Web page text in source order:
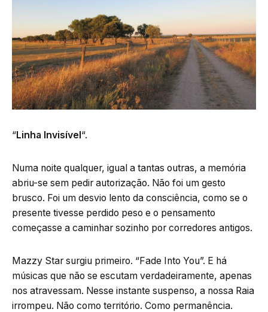
“Linha Invisível“.
Numa noite qualquer, igual a tantas outras, a memória
abriu-se sem pedir autorização. Não foi um gesto
brusco. Foi um desvio lento da consciência, como se o
presente tivesse perdido peso e o pensamento
começasse a caminhar sozinho por corredores antigos.
Mazzy Star surgiu primeiro. “Fade Into You”. E há
músicas que não se escutam verdadeiramente, apenas
nos atravessam. Nesse instante suspenso, a nossa Raia
irrompeu. Não como território. Como permanência.